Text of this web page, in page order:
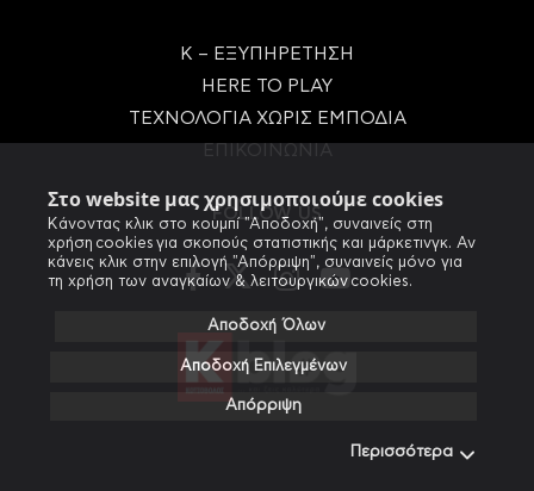
Στο website μας χρησιμοποιούμε cookies
Κάνοντας κλικ στο κουμπί "Αποδοχή", συναινείς στη
χρήση cookies για σκοπούς στατιστικής και μάρκετινγκ. Αν
κάνεις κλικ στην επιλογή "Απόρριψη", συναινείς μόνο για
τη χρήση των αναγκαίων & λειτουργικών cookies.
Αποδοχή Όλων
Αποδοχή Επιλεγμένων
Απόρριψη
Περισσότερα
Κ – ΕΞΥΠΗΡΕΤΗΣΗ
HERE TO PLAY
ΤΕΧΝΟΛΟΓΙΑ ΧΩΡΙΣ ΕΜΠΟΔΙΑ
FOLLOW US